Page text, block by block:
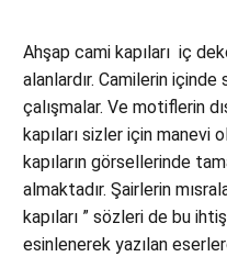
Ahşap cami kapıları iç
alanlardır. Camilerin
çalışmalar. Ve motiflerin
kapıları sizler için manevi
kapıların görsellerinde
almaktadır. Şairlerin
kapıları ” sözleri de bu
esinlenerek yazılan